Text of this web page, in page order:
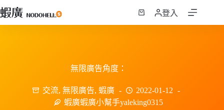
跳
至
登入
無限廣告角度：
交流,無限廣告, 蝦廣
2022-01-12
蝦廣蝦廣小幫手yaleking0315